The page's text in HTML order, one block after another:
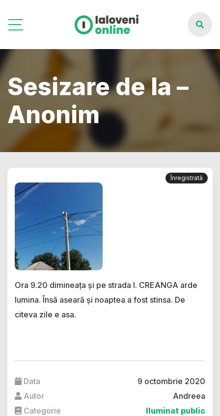
Sesizare de la –
Anonim
Înregistrată
Ora 9.20 dimineața și pe strada I. CREANGA arde
lumina. Însă aseară și noaptea a fost stinsa. De
citeva zile e asa.
Data
9 octombrie 2020
Autor
Andreea
Categorie
Iluminat public